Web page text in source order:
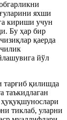
яхши
кириши учун
Бу ҳар бир
қаерда
йўл
тарғиб қилишда
таъкидлаган
тиклаб, уларни